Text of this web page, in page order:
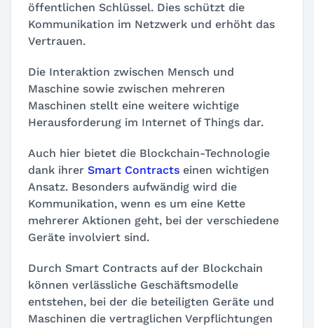
öffentlichen Schlüssel. Dies schützt die
Kommunikation im Netzwerk und erhöht das
Vertrauen.
Die Interaktion zwischen Mensch und
Maschine sowie zwischen mehreren
Maschinen stellt eine weitere wichtige
Herausforderung im Internet of Things dar.
Auch hier bietet die Blockchain-Technologie
dank ihrer Smart Contracts einen wichtigen
Ansatz. Besonders aufwändig wird die
Kommunikation, wenn es um eine Kette
mehrerer Aktionen geht, bei der verschiedene
Geräte involviert sind.
Durch Smart Contracts auf der Blockchain
können verlässliche Geschäftsmodelle
entstehen, bei der die beteiligten Geräte und
Maschinen die vertraglichen Verpflichtungen